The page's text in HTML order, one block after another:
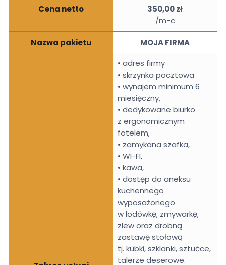
Cena netto
350,00 zł
/m-c
Nazwa pakietu MOJA FIRMA
• adres firmy
• skrzynka pocztowa
• wynajem minimum 6
miesięczny,
• dedykowane biurko
z ergonomicznym
fotelem,
• zamykana szafka,
• WI-FI,
• kawa,
• dostęp do aneksu
kuchennego
wyposażonego
w lodówkę, zmywarkę,
zlew oraz drobną
zastawę stołową
tj. kubki, szklanki, sztućce,
talerze deserowe.